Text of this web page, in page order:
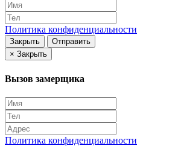
Политика конфиденциальности
Закрыть
Отправить
× Закрыть
Вызов замерщика
Политика конфиденциальности